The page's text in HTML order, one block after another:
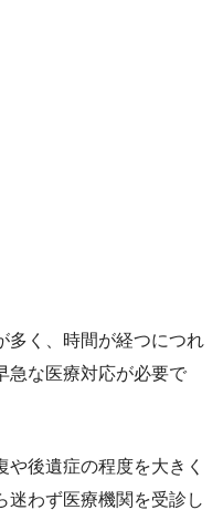
多く、時間が経つにつれ
急な医療対応が必要で
後遺症の程度を大きく
迷わず医療機関を受診し